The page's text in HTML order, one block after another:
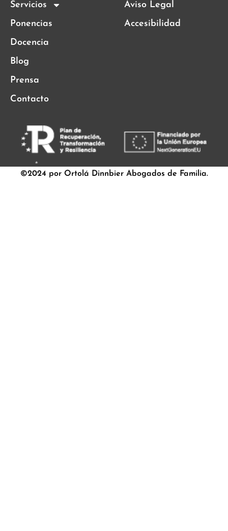
Servicios
Ponencias
Docencia
Blog
Prensa
Contacto
Aviso Legal
Accesibilidad
©2024 por Ortolá Dinnbier Abogados de Familia.